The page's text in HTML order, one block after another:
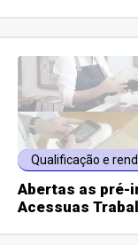
Qualificação e
Abertas as pré-
Acessuas